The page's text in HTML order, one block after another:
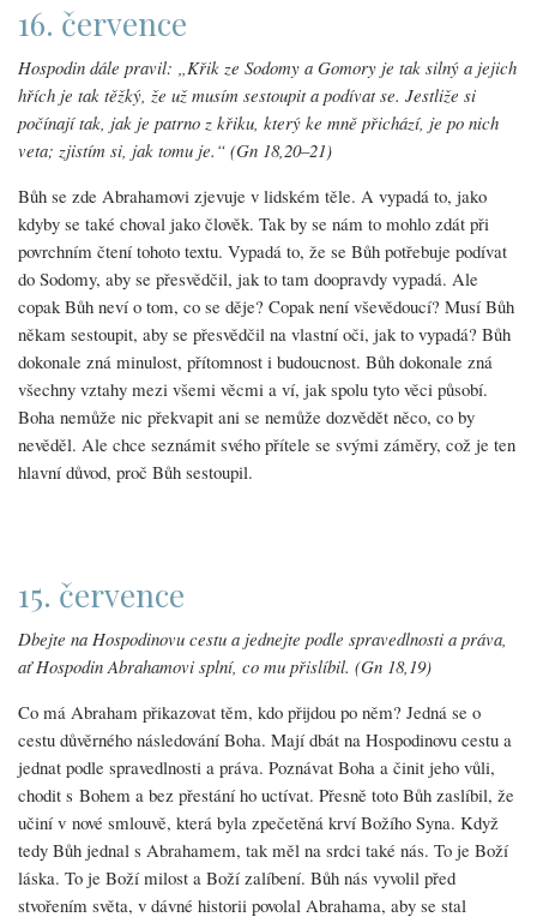
16. července
Hospodin dále pravil: „Křik ze Sodomy a Gomory je tak silný a jejich
hřích je tak těžký, že už musím sestoupit a podívat se. Jestliže si
počínají tak, jak je patrno z křiku, který ke mně přichází, je po nich
veta; zjistím si, jak tomu je.“ (Gn 18,20–21)
Bůh se zde Abrahamovi zjevuje v lidském těle. A vypadá to, jako
kdyby se také choval jako člověk. Tak by se nám to mohlo zdát při
povrchním čtení tohoto textu. Vypadá to, že se Bůh potřebuje podívat
do Sodomy, aby se přesvědčil, jak to tam doopravdy vypadá. Ale
copak Bůh neví o tom, co se děje? Copak není vševědoucí? Musí Bůh
někam sestoupit, aby se přesvědčil na vlastní oči, jak to vypadá? Bůh
dokonale zná minulost, přítomnost i budoucnost. Bůh dokonale zná
všechny vztahy mezi všemi věcmi a ví, jak spolu tyto věci působí.
Boha nemůže nic překvapit ani se nemůže dozvědět něco, co by
nevěděl. Ale chce seznámit svého přítele se svými záměry, což je ten
hlavní důvod, proč Bůh sestoupil.
15. července
Dbejte na Hospodinovu cestu a jednejte podle spravedlnosti a práva,
ať Hospodin Abrahamovi splní, co mu přislíbil. (Gn 18,19)
Co má Abraham přikazovat těm, kdo přijdou po něm? Jedná se o
cestu důvěrného následování Boha. Mají dbát na Hospodinovu cestu a
jednat podle spravedlnosti a práva. Poznávat Boha a činit jeho vůli,
chodit s Bohem a bez přestání ho uctívat. Přesně toto Bůh zaslíbil, že
učiní v nové smlouvě, která byla zpečetěná krví Božího Syna. Když
tedy Bůh jednal s Abrahamem, tak měl na srdci také nás. To je Boží
láska. To je Boží milost a Boží zalíbení. Bůh nás vyvolil před
stvořením světa, v dávné historii povolal Abrahama, aby se stal